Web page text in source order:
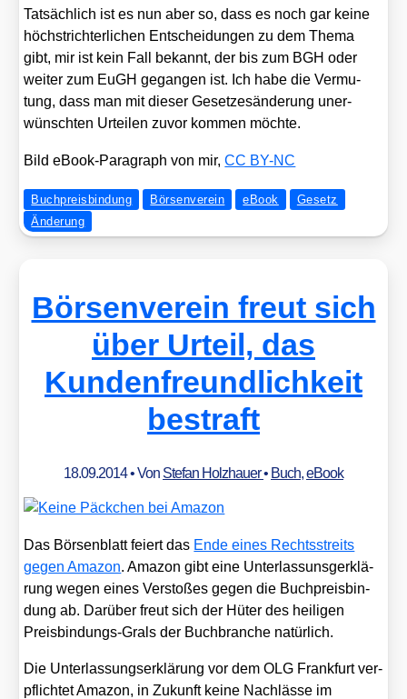
Tat­säch­lich ist es nun aber so, dass es noch gar kei­ne
höchst­rich­ter­li­chen Ent­schei­dun­gen zu dem The­ma
gibt, mir ist kein Fall bekannt, der bis zum BGH oder
wei­ter zum EuGH gegan­gen ist. Ich habe die Ver­mu­
tung, dass man mit die­ser Geset­zes­än­de­rung uner­
wünsch­ten Urtei­len zuvor kom­men möch­te.
Bild eBook-Para­graph von mir,CC BY-NC
Buchpreisbindung Börsenverein eBook
Gesetz
Änderung
Börsenverein freut sich
über Urteil, das
Kundenfreundlichkeit
bestraft
18.09.2014• Von Stefan Holzhauer• Buch,eBook
Das Bör­sen­blatt fei­ert das Ende eines Rechts­streits
gegen Ama­zon. Ama­zon gibt eine Unter­lassunsg­er­klä­
rung wegen eines Ver­sto­ßes gegen die Buch­preis­bin­
dung ab. Dar­über freut sich der Hüter des hei­li­gen
Preis­bin­dungs-Grals der Buch­bran­che natür­lich.
Die Unter­las­sungs­er­klä­rung vor dem OLG Frank­furt ver­
pflich­tet Ama­zon, in Zukunft kei­ne Nach­läs­se im